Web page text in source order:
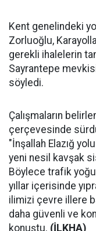
Kent genelindeki
Zorluoğlu,
gerekli ihalelerin
Sayrantepe
söyledi.
Çalışmaların
çerçevesinde
"İnşallah Elazığ
yeni nesil kavşak
Böylece trafik
yıllar içerisinde
ilimizi çevre illere
daha güvenli ve
konuştu. (İLKHA)